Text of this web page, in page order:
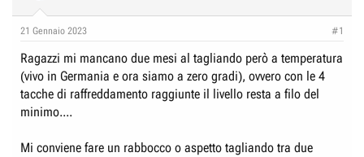
e
i
s
c
s
z
i
21 Gennaio 2023 #1
Ragazzi mi mancano due mesi al tagliando però a temperatura
(vivo in Germania e ora siamo a zero gradi), ovvero con le 4
tacche di raffreddamento raggiunte il livello resta a filo del
minimo....
Mi conviene fare un rabbocco o aspetto tagliando tra due